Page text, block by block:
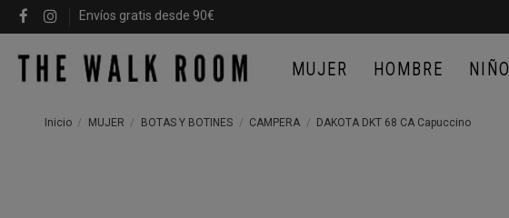
Envíos gratis desde 90€
MUJER HOMBRE NIÑO
Inicio MUJER BOTAS Y BOTINES CAMPERA DAKOTA DKT 68 CA Capuccino